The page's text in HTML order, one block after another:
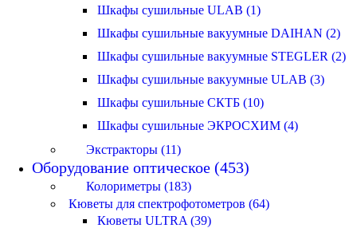
Шкафы сушильные ULAB (1)
Шкафы сушильные вакуумные DAIHAN (2)
Шкафы сушильные вакуумные STEGLER (2)
Шкафы сушильные вакуумные ULAB (3)
Шкафы сушильные СКТБ (10)
Шкафы сушильные ЭКРОСХИМ (4)
Экстракторы (11)
Оборудование оптическое (453)
Колориметры (183)
Кюветы для спектрофотометров (64)
Кюветы ULTRA (39)